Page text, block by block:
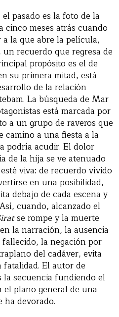
pasado es la foto de la
cinco meses atrás cuando
la que abre la película,
un recuerdo que regresa de
propósito es el de
su primera mitad, está
de la relación
La búsqueda de Mar
está marcada por
a un grupo de raveros que
camino a una fiesta a la
podría acudir. El dolor
de la hija se ve atenuado
viva: de recuerdo vívido
en una posibilidad,
debajo de cada escena y
cuando, alcanzado el
se rompe y la muerte
la narración, la ausencia
la negación por
del cadáver, evita
El autor de
secuencia fundiendo el
el plano general de una
devorado.